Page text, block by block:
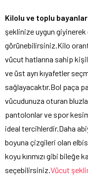
Kilolu ve toplu
şeklinize uygun giyinerek
görünebilirsiniz.Kilo
vücut hatlarına sahip
ve üst ayrı kıyafetler
sağlayacaktır.Bol paça
vücudunuza oturan
pantolonlar ve spor
ideal tercihlerdir.Daha
boyuna çizgileri olan
koyu kırımızı gibi bileğe
seçebilirsiniz.Vücut